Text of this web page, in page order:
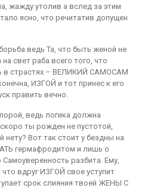
жажду утолив а вслед за этим
ясно, что речитатив допущен
ведь Та, что быть женой не
свет раба всего того, что
в страстях – ВЕЛИКИЙ САМОСАМ
ИЗГОЙ и тот принес к его
править вечно.
ведь логика должна
ты рожден не пустотой,
нету? Вот так стоит у бездны на
гермафродитом и лишь о
разбита. Ему,
вдруг ИЗГОЙ свое уступит
срок слияния твоей ЖЕНЫ С